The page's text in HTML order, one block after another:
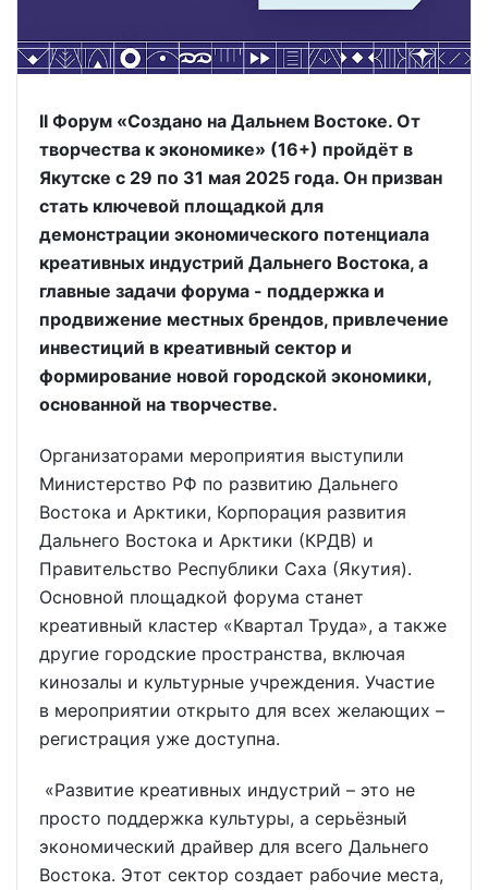
II Форум «Создано на Дальнем Востоке. От
творчества к экономике» (16+) пройдёт в
Якутске с 29 по 31 мая 2025 года. Он призван
стать ключевой площадкой для
демонстрации экономического потенциала
креативных индустрий Дальнего Востока, а
главные задачи форума - поддержка и
продвижение местных брендов, привлечение
инвестиций в креативный сектор и
формирование новой городской экономики,
основанной на творчестве.
Организаторами мероприятия выступили
Министерство РФ по развитию Дальнего
Востока и Арктики, Корпорация развития
Дальнего Востока и Арктики (КРДВ) и
Правительство Республики Саха (Якутия).
Основной площадкой форума станет
креативный кластер «Квартал Труда», а также
другие городские пространства, включая
кинозалы и культурные учреждения. Участие
в мероприятии открыто для всех желающих –
регистрация уже доступна.
«Развитие креативных индустрий – это не
просто поддержка культуры, а серьёзный
экономический драйвер для всего Дальнего
Востока. Этот сектор создает рабочие места,